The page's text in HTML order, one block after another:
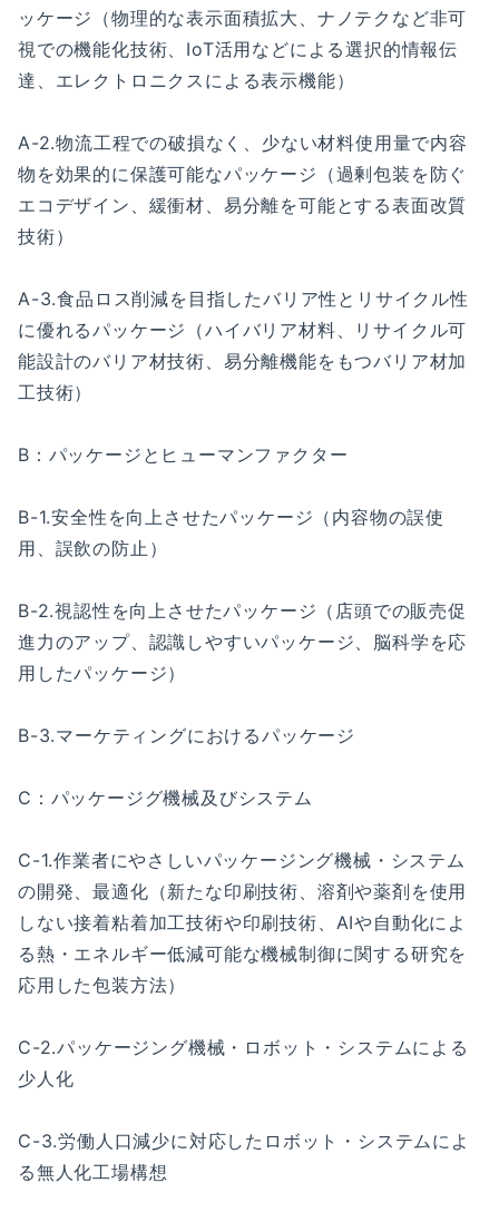
ッケージ（物理的な表示面積拡大、ナノテクなど非可
視での機能化技術、IoT活用などによる選択的情報伝
達、エレクトロニクスによる表示機能）
A-2.物流工程での破損なく、少ない材料使用量で内容
物を効果的に保護可能なパッケージ（過剰包装を防ぐ
エコデザイン、緩衝材、易分離を可能とする表面改質
技術）
A-3.食品ロス削減を目指したバリア性とリサイクル性
に優れるパッケージ（ハイバリア材料、リサイクル可
能設計のバリア材技術、易分離機能をもつバリア材加
工技術）
B：パッケージとヒューマンファクター
B-1.安全性を向上させたパッケージ（内容物の誤使
用、誤飲の防止）
B-2.視認性を向上させたパッケージ（店頭での販売促
進力のアップ、認識しやすいパッケージ、脳科学を応
用したパッケージ）
B-3.マーケティングにおけるパッケージ
C：パッケージグ機械及びシステム
C-1.作業者にやさしいパッケージング機械・システム
の開発、最適化（新たな印刷技術、溶剤や薬剤を使用
しない接着粘着加工技術や印刷技術、AIや自動化によ
る熱・エネルギー低減可能な機械制御に関する研究を
応用した包装方法）
C-2.パッケージング機械・ロボット・システムによる
少⼈化
C-3.労働⼈⼝減少に対応したロボット・システムによ
る無⼈化⼯場構想